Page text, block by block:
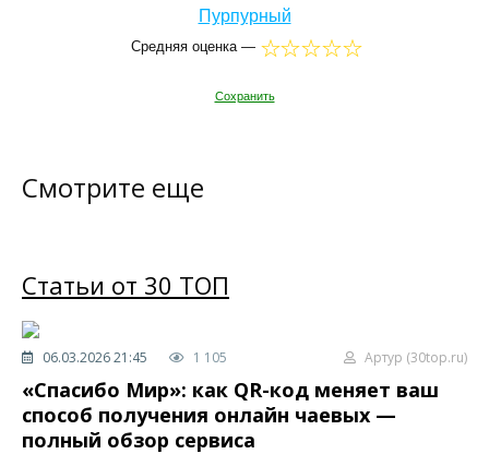
Пурпурный
Средняя оценка —
Сохранить
Смотрите еще
Статьи от 30 ТОП
06.03.2026 21:45 1 105 Артур (30top.ru)
«Спасибо Мир»: как QR-код меняет ваш
способ получения онлайн чаевых —
полный обзор сервиса